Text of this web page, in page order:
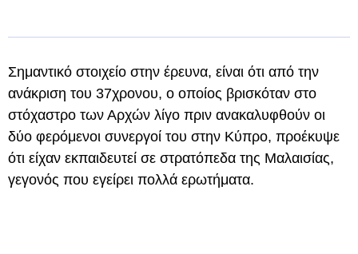
Σημαντικό στοιχείο στην έρευνα, είναι ότι από την
ανάκριση του 37χρονου, ο οποίος βρισκόταν στο
στόχαστρο των Αρχών λίγο πριν ανακαλυφθούν οι
δύο φερόμενοι συνεργοί του στην Κύπρο, προέκυψε
ότι είχαν εκπαιδευτεί σε στρατόπεδα της Μαλαισίας,
γεγονός που εγείρει πολλά ερωτήματα.